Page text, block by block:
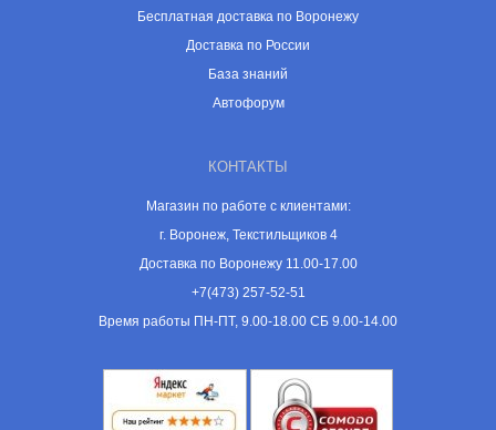
Бесплатная доставка по Воронежу
Доставка по России
База знаний
Автофорум
КОНТАКТЫ
Магазин по работе с клиентами:
г. Воронеж, Текстильщиков 4
Доставка по Воронежу 11.00-17.00
+7(473) 257-52-51
Время работы ПН-ПТ, 9.00-18.00 СБ 9.00-14.00